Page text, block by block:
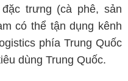
trưng (cà phê, sản
có thể tận dụng kênh
phía Trung Quốc
dùng Trung Quốc.